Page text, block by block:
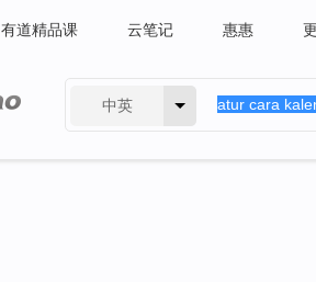
有道精品课 云笔记 惠惠
中英